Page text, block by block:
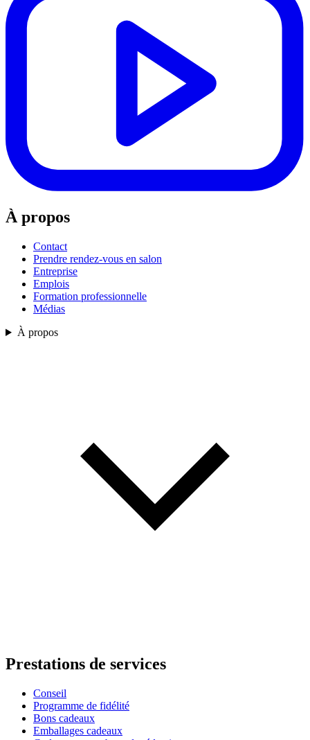
À propos
Contact
Prendre rendez-vous en salon
Entreprise
Emplois
Formation professionnelle
Médias
À propos
Prestations de services
Conseil
Programme de fidélité
Bons cadeaux
Emballages cadeaux